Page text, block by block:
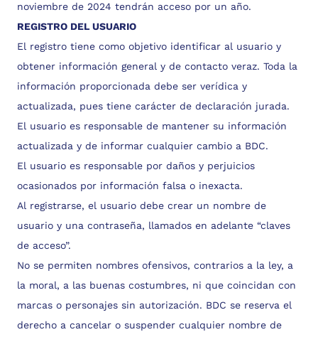
noviembre de 2024 tendrán acceso por un año.
REGISTRO DEL USUARIO
El registro tiene como objetivo identificar al usuario y
obtener información general y de contacto veraz. Toda la
información proporcionada debe ser verídica y
actualizada, pues tiene carácter de declaración jurada.
El usuario es responsable de mantener su información
actualizada y de informar cualquier cambio a BDC.
El usuario es responsable por daños y perjuicios
ocasionados por información falsa o inexacta.
Al registrarse, el usuario debe crear un nombre de
usuario y una contraseña, llamados en adelante “claves
de acceso”.
No se permiten nombres ofensivos, contrarios a la ley, a
la moral, a las buenas costumbres, ni que coincidan con
marcas o personajes sin autorización. BDC se reserva el
derecho a cancelar o suspender cualquier nombre de